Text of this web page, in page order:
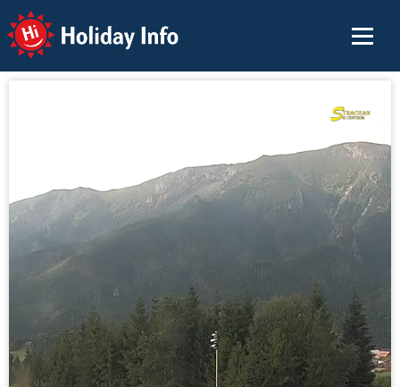
Holiday Info